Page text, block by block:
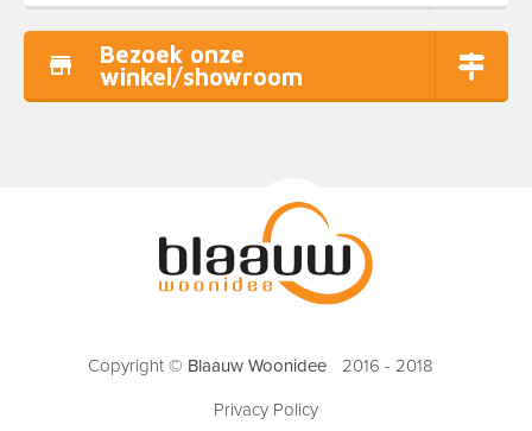
Bezoek onze
winkel/showroom
Copyright © Blaauw Woonidee 2016 - 2018
Privacy Policy